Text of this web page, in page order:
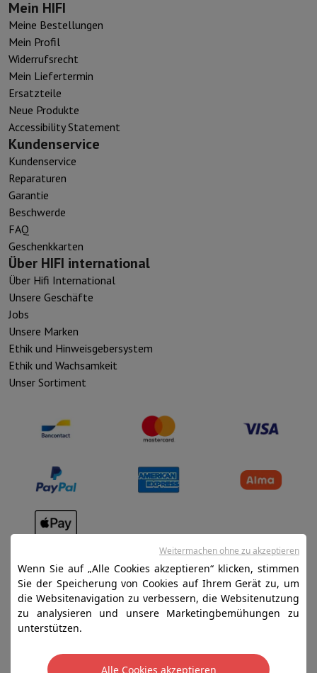
Mein HIFI
Meine Bestellungen
Mein Profil
Widerrufsrecht
Mein Liefertermin
Ersatzteile
Neue Produkte
Accessibility Statement
Kundenservice
Kundenservice
Reparaturen
Garantie
Beschwerde
FAQ
Geschenkkarten
Über HIFI international
Über Hifi International
Unsere Geschäfte
Jobs
Unsere Marken
Ethik und Hinweisgebersystem
Ethik und Wachsamkeit
Unser Sortiment
Verkaufsbedingungen
Datenschutz
Disclaimer
Cookies
SA HIFI international - 2 Rue Läiteschbaach, 5324
Wenn Sie auf „Alle Cookies akzeptieren“ klicken, stimmen
Sie der Speicherung von Cookies auf Ihrem Gerät zu, um
die Websitenavigation zu verbessern, die Websitenutzung
zu analysieren und unsere Marketingbemühungen zu
unterstützen.
Alle Cookies akzeptieren
Weitermachen ohne zu akzeptieren